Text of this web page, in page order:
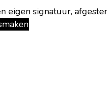
eigen signatuur,